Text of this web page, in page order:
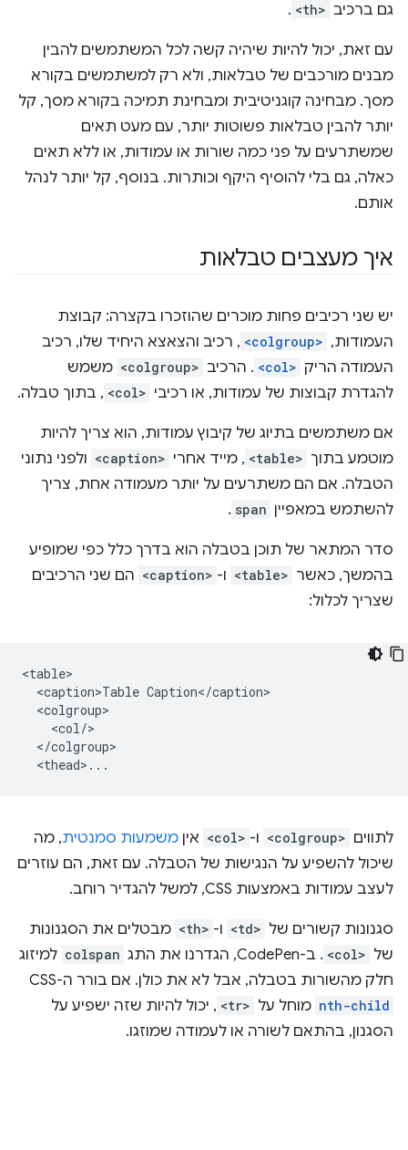
גם ברכיב <th>
.
עם זאת, יכול להיות שיהיה קשה לכל המשתמשים להבין
מבנים מורכבים של טבלאות, ולא רק למשתמשים בקורא
מסך. מבחינה קוגניטיבית ומבחינת תמיכה בקורא מסך, קל
יותר להבין טבלאות פשוטות יותר, עם מעט תאים
שמשתרעים על פני כמה שורות או עמודות, או ללא תאים
כאלה, גם בלי להוסיף היקף וכותרות. בנוסף, קל יותר לנהל
אותם.
איך מעצבים טבלאות
יש שני רכיבים פחות מוכרים שהוזכרו בקצרה: קבוצת
העמודות, <colgroup> , רכיב והצאצא היחיד שלו, רכיב
העמודה הריק <col> . הרכיב <colgroup> משמש
להגדרת קבוצות של עמודות, או רכיבי <col> , בתוך טבלה.
אם משתמשים בתיוג של קיבוץ עמודות, הוא צריך להיות
מוטמע בתוך <table> , מייד אחרי <caption> ולפני נתוני
הטבלה. אם הם משתרעים על יותר מעמודה אחת, צריך
להשתמש במאפיין span
.
סדר המתאר של תוכן בטבלה הוא בדרך כלל כפי שמופיע
בהמשך, כאשר <table> ו- <caption> הם שני הרכיבים
שצריך לכלול:
<table>
  <caption>Table Caption</caption>
  <colgroup>
    <col/>
  </colgroup>
לתווים <colgroup> ו- <col> אין משמעות סמנטית, מה
שיכול להשפיע על הנגישות של הטבלה. עם זאת, הם עוזרים
לעצב עמודות באמצעות CSS, למשל להגדיר רוחב.
סגנונות קשורים של <td> ו- <th> מבטלים את הסגנונות
של <col> . ב-CodePen, הגדרנו את התג colspan למיזוג
חלק מהשורות בטבלה, אבל לא את כולן. אם בורר ה-CSS‏
nth-child מוחל על <tr> , יכול להיות שזה ישפיע על
הסגנון, בהתאם לשורה או לעמודה שמוזגו.